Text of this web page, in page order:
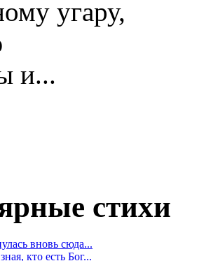
угару,
и...
стихи
вновь сюда...
кто есть Бог...